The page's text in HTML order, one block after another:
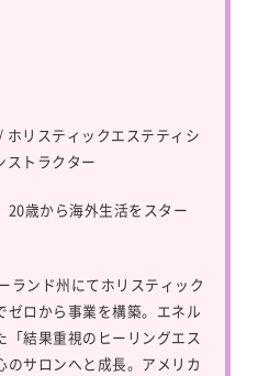
リスティックエステティシ
ストラクター
20歳から海外生活をスター
ランド州にてホリスティック
ロから事業を構築。エネル
結果重視のヒーリングエス
サロンへと成長。アメリカ